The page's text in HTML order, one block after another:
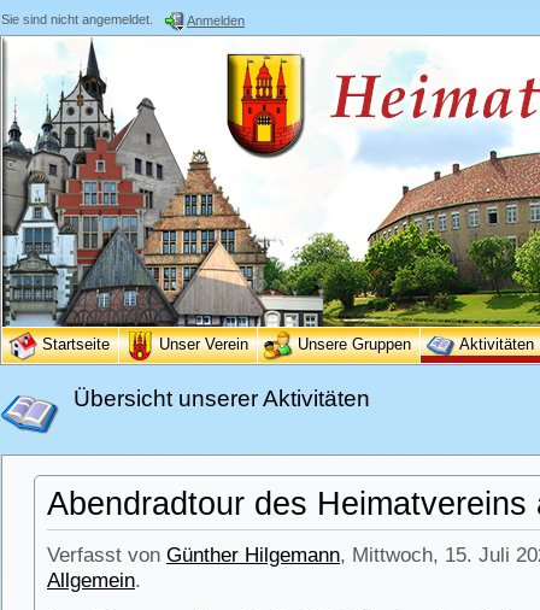
Sie sind nicht angemeldet. Anmelden
Startseite Unser Verein Unsere Gruppen Aktivitäten
Übersicht unserer Aktivitäten
Abendradtour des Heimatvereins
Verfasst von Günther Hilgemann, Mittwoch, 15. Juli
Allgemein.